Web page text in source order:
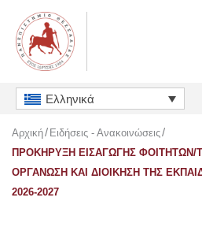
περιεχόμενο
Ελληνικά
Αρχική Ειδήσεις - Ανακοινώσεις
ΠΡΟΚΗΡΥΞΗ ΕΙΣΑΓΩΓΗΣ ΦΟΙΤΗΤΩΝ/
ΟΡΓΑΝΩΣΗ ΚΑΙ ΔΙΟΙΚΗΣΗ ΤΗΣ
2026-2027